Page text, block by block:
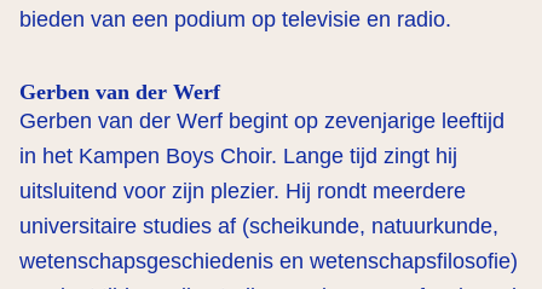
bieden van een podium op televisie en radio.
Gerben van der Werf
Gerben van der Werf begint op zevenjarige leeftijd
in het Kampen Boys Choir. Lange tijd zingt hij
uitsluitend voor zijn plezier. Hij rondt meerdere
universitaire studies af (scheikunde, natuurkunde,
wetenschapsgeschiedenis en wetenschapsfilosofie)